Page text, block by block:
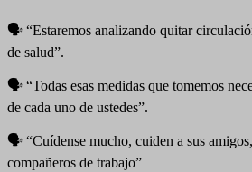
🗣️ “Estaremos analizando quitar
de salud”.
🗣️ “Todas esas medidas que tomemos
de cada uno de ustedes”.
🗣️ “Cuídense mucho, cuiden a sus
compañeros de trabajo”